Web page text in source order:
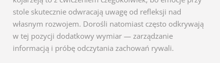
stole skutecznie odwracają uwagę od refleksji nad
własnym rozwojem. Dorośli natomiast często odkrywają
w tej pozycji dodatkowy wymiar — zarządzanie
informacją i próbę odczytania zachowań rywali.